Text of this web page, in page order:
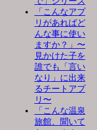
「こんなアプ
リがあればど
んな事に使い
ますか？」〜
見かけた子を
誰でも「言い
なり」に出来
るチートアプ
リ〜
「こんな温泉
旅館、聞いて